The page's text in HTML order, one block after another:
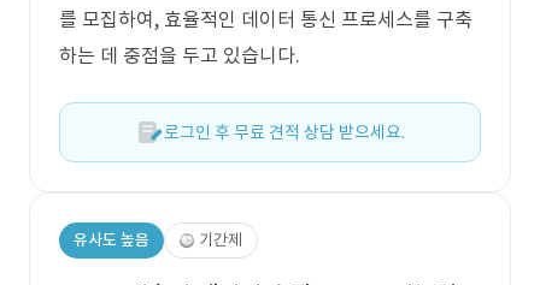
를 모집하여, 효율적인 데이터 통신 프로세스를 구축
하는 데 중점을 두고 있습니다.
로그인 후 무료 견적 상담 받으세요.
유사도 높음 기간제